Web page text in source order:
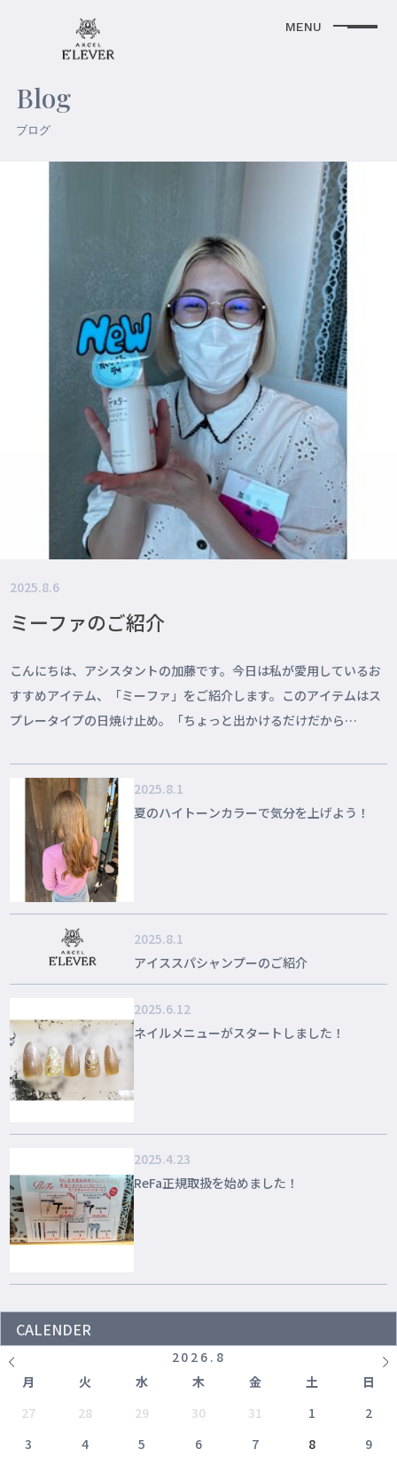
Blog
ブログ
2025.8.6
ミーファのご紹介
こんにちは、アシスタントの加藤です。今日は私が愛用しているお
すすめアイテム、「ミーファ」をご紹介します。このアイテムはス
プレータイプの日焼け止め。「ちょっと出かけるだけだから
2025.8.1
夏のハイトーンカラーで気分を上げよう！
2025.8.1
アイススパシャンプーのご紹介
2025.6.12
ネイルメニューがスタートしました！
2025.4.23
ReFa正規取扱を始めました！
CALENDER
2026 . 8
月
火 水 木 金 土
日
27
28 29 30 31 1
2
3
4 5 6 7 8
9